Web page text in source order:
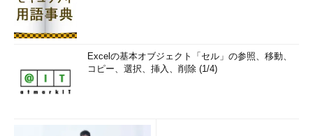
Excelの基本オブジェクト「セル」の参照、移動、
コピー、選択、挿入、削除 (1/4)